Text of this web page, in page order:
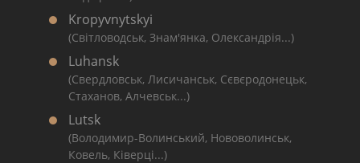
Kropyvnytskyi
(Світловодськ, Знам'янка, Олександрія...)
Luhansk
(Свердловськ, Лисичанськ, Сєвєродонецьк,
Стаханов, Алчевськ...)
Lutsk
(Володимир-Волинський, Нововолинськ,
Ковель, Ківерці...)